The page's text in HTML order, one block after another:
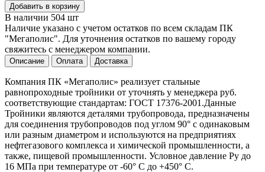
Добавить в корзину
В наличии 504 шт
Наличие указано с учетом остатков по всем складам ПК
"Мегаполис". Для уточнения остатков по вашему городу
свяжитесь с менеджером компании.
Описание Оплата Доставка
Компания ПК «Мегаполис» реализует стальные
равнопроходные тройники от уточнять у менеджера руб.
соответствующие стандартам: ГОСТ 17376-2001.Данные
Тройники являются деталями трубопровода, предназначены
для соединения трубопроводов под углом 90° с одинаковым
или разным диаметром и используются на предприятиях
нефтегазового комплекса и химической промышленности, а
также, пищевой промышленности. Условное давление Py до
16 МПа при температуре от -60° C до +450° C.